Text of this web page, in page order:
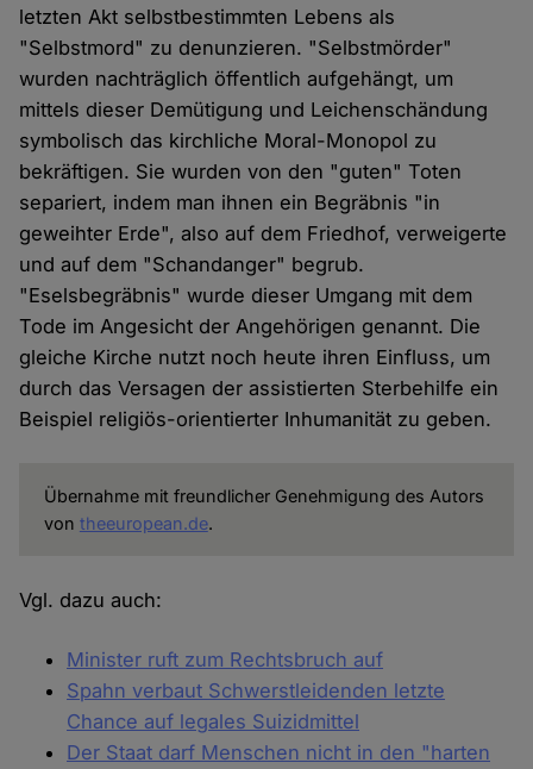
letzten Akt selbstbestimmten Lebens als
"Selbstmord" zu denunzieren. "Selbstmörder"
wurden nachträglich öffentlich aufgehängt, um
mittels dieser Demütigung und Leichenschändung
symbolisch das kirchliche Moral-Monopol zu
bekräftigen. Sie wurden von den "guten" Toten
separiert, indem man ihnen ein Begräbnis "in
geweihter Erde", also auf dem Friedhof, verweigerte
und auf dem "Schandanger" begrub.
"Eselsbegräbnis" wurde dieser Umgang mit dem
Tode im Angesicht der Angehörigen genannt. Die
gleiche Kirche nutzt noch heute ihren Einfluss, um
durch das Versagen der assistierten Sterbehilfe ein
Beispiel religiös-orientierter Inhumanität zu geben.
Übernahme mit freundlicher Genehmigung des Autors
von theeuropean.de.
Vgl. dazu auch:
Minister ruft zum Rechtsbruch auf
Spahn verbaut Schwerstleidenden letzte
Chance auf legales Suizidmittel
Der Staat darf Menschen nicht in den "harten